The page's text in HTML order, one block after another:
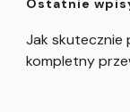
Ostatnie
Jak skutecznie
kompletny